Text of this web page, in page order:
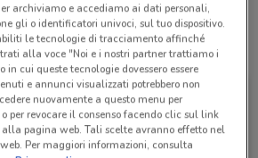
di questo negozio
archiviamo e accediamo ai dati personali,
gli o identificatori univoci, sul tuo dispositivo.
le tecnologie di tracciamento affinché
alla voce "Noi e i nostri partner trattiamo i
in cui queste tecnologie dovessero essere
e annunci visualizzati potrebbero non
nuovamente a questo menu per
per revocare il consenso facendo clic sul link
pagina web. Tali scelte avranno effetto nel
Per maggiori informazioni, consulta